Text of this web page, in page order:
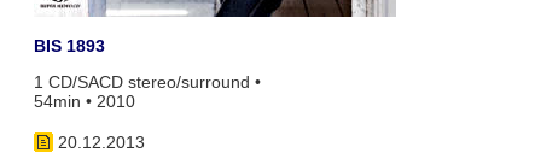
BIS 1893
1 CD/SACD stereo/surround •
54min • 2010
20.12.2013